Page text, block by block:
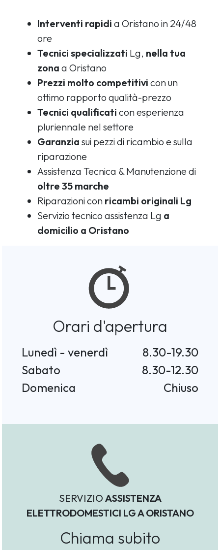
Interventi rapidi a Oristano in 24/48
ore
Tecnici specializzati Lg, nella tua
zona a Oristano
Prezzi molto competitivi con un
ottimo rapporto qualità-prezzo
Tecnici qualificati con esperienza
pluriennale nel settore
Garanzia sui pezzi di ricambio e sulla
riparazione
Assistenza Tecnica & Manutenzione di
oltre 35 marche
Riparazioni con ricambi originali Lg
Servizio tecnico assistenza Lg a
domicilio a Oristano
Orari d'apertura
Lunedì - venerdì
8.30-19.30
Sabato
8.30-12.30
Domenica
Chiuso
SERVIZIO ASSISTENZA
ELETTRODOMESTICI LG A ORISTANO
Chiama subito